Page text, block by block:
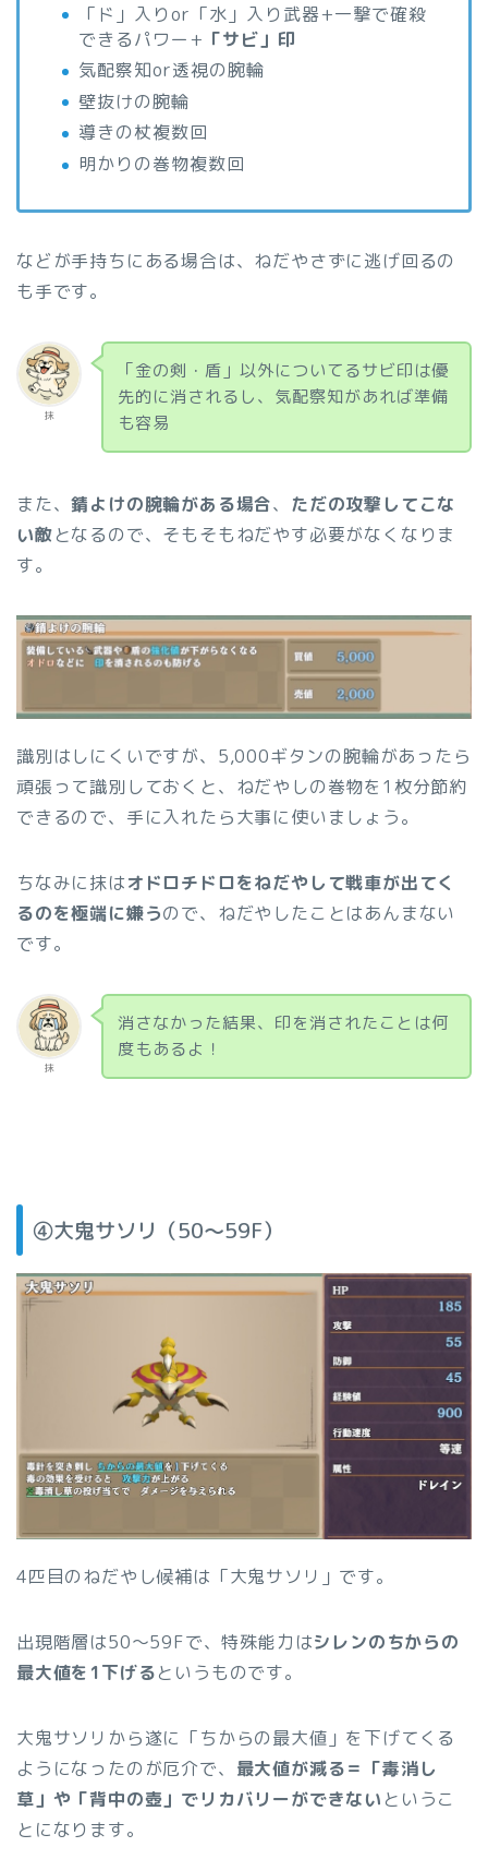
「ド」入りor「水」入り武器+一撃で確殺
できるパワー+ 「サビ」印
気配察知or透視の腕輪
壁抜けの腕輪
導きの杖複数回
明かりの巻物複数回
などが手持ちにある場合は、ねだやさずに逃げ回るの
も手です。
抹
「金の剣・盾」以外についてるサビ印は優
先的に消されるし、気配察知があれば準備
も容易
また、錆よけの腕輪がある場合、 ただの攻撃してこな
い敵となるので、そもそもねだやす必要がなくなりま
す。
識別はしにくいですが、5,000ギタンの腕輪があったら
頑張って識別しておくと、ねだやしの巻物を1枚分節約
できるので、手に入れたら大事に使いましょう。
ちなみに抹はオドロチドロをねだやして戦車が出てく
るのを極端に嫌うので、ねだやしたことはあんまない
です。
抹
消さなかった結果、印を消されたことは何
度もあるよ！
④大鬼サソリ（50〜59F）
4匹目のねだやし候補は「大鬼サソリ」です。
出現階層は50〜59Fで、特殊能力はシレンのちからの
最大値を1下げるというものです。
大鬼サソリから遂に「ちからの最大値」を下げてくる
ようになったのが厄介で、 最大値が減る＝「毒消し
草」や「背中の壺」でリカバリーができない というこ
とになります。